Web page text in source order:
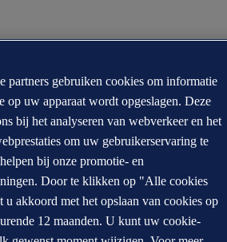
partners gebruiken cookies om informatie
op uw apparaat wordt opgeslagen. Deze
bij het analyseren van webverkeer en het
om uw gebruikerservaring te
bij onze promotie- en
Door te klikken op "Alle cookies
u akkoord met het opslaan van cookies op
12 maanden. U kunt uw cookie-